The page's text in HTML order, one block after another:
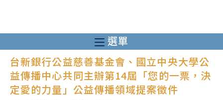
至
主
內
容
選單
台新銀行公益慈善基金會、國立中央大學公
益傳播中心共同主辦第14屆「您的一票，決
定愛的力量」公益傳播領域提案徵件